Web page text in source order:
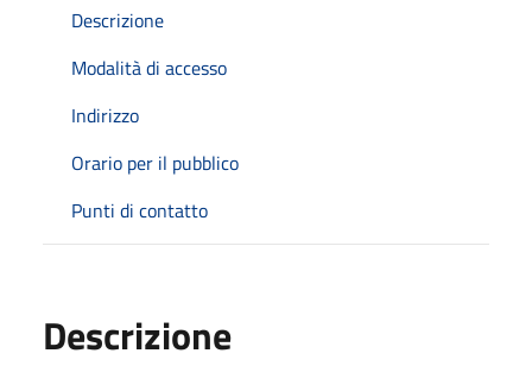
Descrizione
Modalità di accesso
Indirizzo
Orario per il pubblico
Punti di contatto
Descrizione